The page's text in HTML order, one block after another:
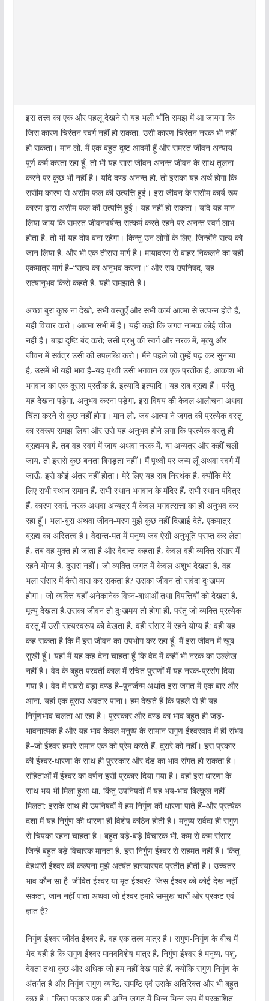
इस तत्त्व का एक और पहलू देखने से यह भली भाँति समझ में आ जायगा कि
जिस कारण चिरंतन स्वर्ग नहीं हो सकता, उसी कारण चिरंतन नरक भी नहीं
हो सकता। मान लो, मैं एक बहुत दुष्ट आदमी हूँ और समस्त जीवन अन्याय
पूर्ण कर्म करता रहा हूँ, तो भी यह सारा जीवन अनन्त जीवन के साथ तुलना
करने पर कुछ भी नहीं है। यदि दण्ड अनन्त हो, तो इसका यह अर्थ होगा कि
ससीम कारण से असीम फल की उत्पत्ति हुई। इस जीवन के ससीम कार्य रूप
कारण द्वारा असीम फल की उत्पत्ति हुई। यह नहीं हो सकता। यदि यह मान
लिया जाय कि समस्त जीवनपर्यन्त सत्कर्म करते रहने पर अनन्त स्वर्ग लाभ
होता है, तो भी यह दोष बना रहेगा। किन्तु उन लोगों के लिए, जिन्होंने सत्य को
जान लिया है, और भी एक तीसरा मार्ग है। मायावरण से बाहर निकलने का यही
एकमात्र मार्ग है–“सत्य का अनुभव करना।” और सब उपनिषद्, यह
सत्यानुभव किसे कहते है, यही समझाते है।
अच्छा बुरा कुछ ना देखो, सभी वस्तुएँ और सभी कार्य आत्मा से उत्पन्न होते हैं,
यही विचार करो। आत्मा सभी में है। यही कहो कि जगत नामक कोई चीज
नहीं है। बाह्य दृष्टि बंद करो; उसी प्रभु की स्वर्ग और नरक में, मृत्यु और
जीवन में सर्वत्र उसी की उपलब्धि करो। मैंने पहले जो तुम्हें पढ़ कर सुनाया
है, उसमें भी यही भाव है–यह पृथ्वी उसी भगवान का एक प्रतीक है, आकाश भी
भगवान का एक दूसरा प्रतीक है, इत्यादि इत्यादि। यह सब ब्रह्म हैं। परंतु
यह देखना पड़ेगा, अनुभव करना पड़ेगा, इस विषय की केवल आलोचना अथवा
चिंता करने से कुछ नहीं होगा। मान लो, जब आत्मा ने जगत की प्रत्येक वस्तु
का स्वरूप समझ लिया और उसे यह अनुभव होने लगा कि प्रत्येक वस्तु ही
ब्रह्ममय है, तब वह स्वर्ग में जाय अथवा नरक में, या अन्यत्र और कहीं चली
जाय, तो इससे कुछ बनता बिगड़ता नहीं। मैं पृथ्वी पर जन्म लूँ अथवा स्वर्ग में
जाऊँ, इसे कोई अंतर नहीं होता। मेरे लिए यह सब निरर्थक है, क्योंकि मेरे
लिए सभी स्थान समान हैं, सभी स्थान भगवान के मंदिर हैं, सभी स्थान पवित्र
हैं, कारण स्वर्ग, नरक अथवा अन्यत्र मैं केवल भगवत्सत्ता का ही अनुभव कर
रहा हूँ। भला-बुरा अथवा जीवन-मरण मुझे कुछ नहीं दिखाई देते, एकमात्र
ब्रह्म का अस्तित्व है। वेदान्त-मत में मनुष्य जब ऐसी अनुभूति प्राप्त कर लेता
है, तब वह मुक्त हो जाता है और वेदान्त कहता है, केवल वही व्यक्ति संसार में
रहने योग्य है, दूसरा नहीं। जो व्यक्ति जगत में केवल अशुभ देखता है, वह
भला संसार में कैसे वास कर सकता है? उसका जीवन तो सर्वदा दुःखमय
होगा। जो व्यक्ति यहाँ अनेकानेक विघ्न-बाधाओं तथा विपत्तियों को देखता है,
मृत्यु देखता है,उसका जीवन तो दुःखमय तो होगा ही, परंतु जो व्यक्ति प्रत्येक
वस्तु में उसी सत्यस्वरूप को देखता है, वही संसार में रहने योग्य है; वही यह
कह सकता है कि मैं इस जीवन का उपभोग कर रहा हूँ, मैं इस जीवन में खूब
सुखी हूँ। यहां मैं यह कह देना चाहता हूँ कि वेद में कहीं भी नरक का उल्लेख
नहीं है। वेद के बहुत परवर्ती काल में रचित पुराणों में यह नरक-प्रसंग दिया
गया है। वेद में सबसे बड़ा दण्ड है–पुनर्जन्म अर्थात इस जगत में एक बार और
आना, यहां एक दूसरा अवतार पाना। हम देखते हैं कि पहले से ही यह
निर्गुणभाव चलता आ रहा है। पुरस्कार और दण्ड का भाव बहुत ही जड़-
भावनात्मक है और यह भाव केवल मनुष्य के सामान सगुण ईश्वरवाद में ही संभव
है–जो ईश्वर हमारे समान एक को प्रेम करते हैं, दूसरे को नहीं। इस प्रकार
की ईश्वर-धारणा के साथ ही पुरस्कार और दंड का भाव संगत हो सकता है।
संहिताओं में ईश्वर का वर्णन इसी प्रकार दिया गया है। वहां इस धारणा के
साथ भय भी मिला हुआ था, किंतु उपनिषदों में यह भय-भाव बिल्कुल नहीं
मिलता; इसके साथ ही उपनिषदों में हम निर्गुण की धारणा पाते हैं–और प्रत्येक
दशा में यह निर्गुण की धारणा ही विशेष कठिन होती है। मनुष्य सर्वदा ही सगुण
से चिपका रहना चाहता है। बहुत बड़े-बड़े विचारक भी, कम से कम संसार
जिन्हें बहुत बड़े विचारक मानता है, इस निर्गुण ईश्वर से सहमत नहीं हैं। किंतु
देहधारी ईश्वर की कल्पना मुझे अत्यंत हास्यास्पद प्रतीत होती है। उच्चतर
भाव कौन सा है–जीवित ईश्वर या मृत ईश्वर?–जिस ईश्वर को कोई देख नहीं
सकता, जान नहीं पाता अथवा जो ईश्वर हमारे सम्मुख चारों ओर प्रकट एवं
ज्ञात है?
निर्गुण ईश्वर जीवंत ईश्वर है, वह एक तत्व मात्र है। सगुण-निर्गुण के बीच में
भेद यही है कि सगुण ईश्वर मानवविशेष मात्र है, निर्गुण ईश्वर है मनुष्य, पशु,
देवता तथा कुछ और अधिक जो हम नहीं देख पाते हैं, क्योंकि सगुण निर्गुण के
अंतर्गत है और निर्गुण सगुण व्यष्टि, समष्टि एवं उसके अतिरिक्त और भी बहुत
कुछ है। “जिस प्रकार एक ही अग्नि जगत में भिन्न भिन्न रूप में प्रकाशित